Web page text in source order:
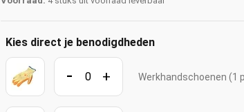
Kies direct je benodigdheden
- + Werkhandschoenen (1